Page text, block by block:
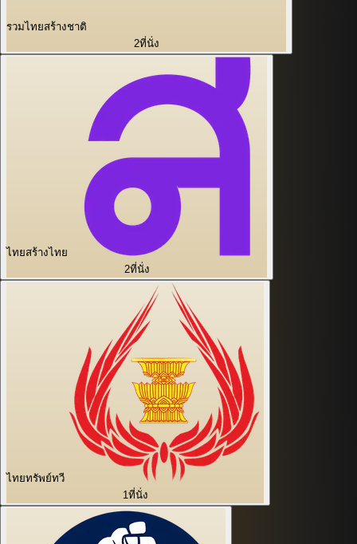
รวมไทยสร้างชาติ
2ที่นั่ง
ไทยสร้างไทย
2ที่นั่ง
ไทยทรัพย์ทวี
1ที่นั่ง